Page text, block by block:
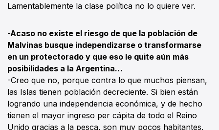
Lamentablemente la clase política no lo quiere ver.
-Acaso no existe el riesgo de que la población de
Malvinas busque independizarse o transformarse
en un protectorado y que eso le quite aún más
posibilidades a la Argentina…
-Creo que no, porque contra lo que muchos piensan,
las Islas tienen población decreciente. Si bien están
logrando una independencia económica, y de hecho
tienen el mayor ingreso per cápita de todo el Reino
Unido gracias a la pesca, son muy pocos habitantes.